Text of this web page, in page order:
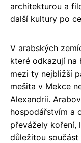
architekturou a
další kultury po
V arabských
které odkazují na
mezi ty nejbližší
mešita v Mekce
Alexandrii.
hospodářstvím a
převážely
důležitou